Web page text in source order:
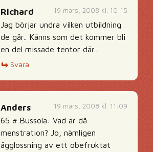
19 mars, 2008 kl. 10:15
Richard
Jag börjar undra vilken utbildning
de går.. Känns som det kommer bli
en del missade tentor där..
Svara
19 mars, 2008 kl. 11:09
Anders
65 # Bussola: Vad är då
menstration? Jo, nämligen
ägglossning av ett obefruktat